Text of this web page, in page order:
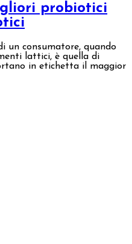
probiotici
un consumatore, quando
lattici, è quella di
in etichetta il maggior